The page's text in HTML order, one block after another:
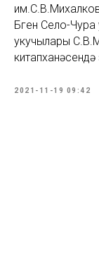
Бүген Село-
укучылары
2021-11-19 09:42